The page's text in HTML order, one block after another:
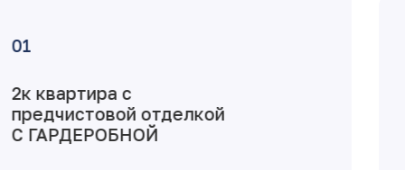
2к квартира с
предчистовой отделкой
С ГАРДЕРОБНОЙ